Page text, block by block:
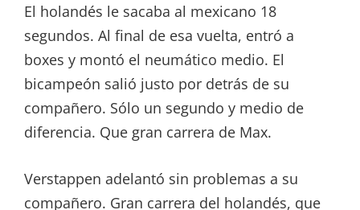
El holandés le sacaba al mexicano 18
segundos. Al final de esa vuelta, entró a
boxes y montó el neumático medio. El
bicampeón salió justo por detrás de su
compañero. Sólo un segundo y medio de
diferencia. Que gran carrera de Max.
Verstappen adelantó sin problemas a su
compañero. Gran carrera del holandés, que